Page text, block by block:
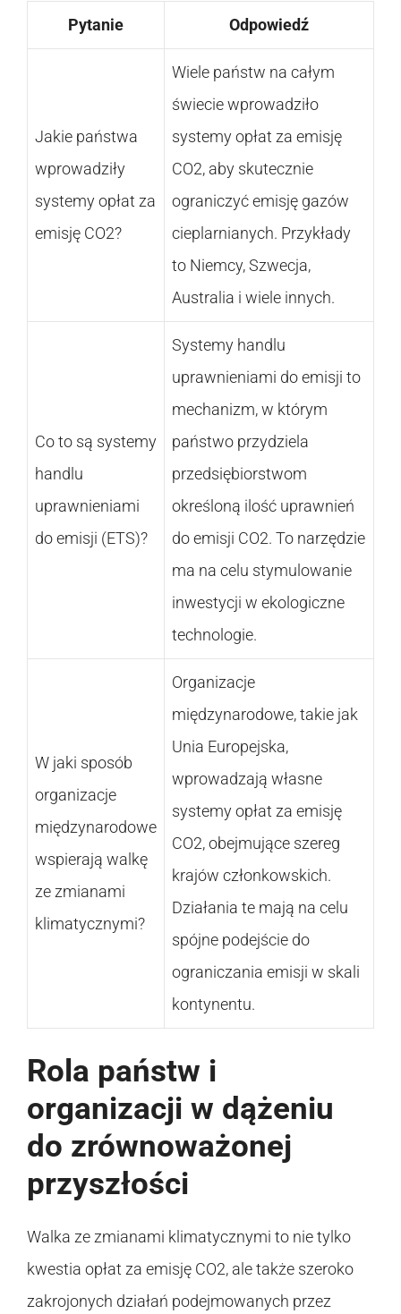
Pytanie Odpowiedź
Jakie państwa
wprowadziły
systemy opłat za
emisję CO2?
Wiele państw na całym
świecie wprowadziło
systemy opłat za emisję
CO2, aby skutecznie
ograniczyć emisję gazów
cieplarnianych. Przykłady
to Niemcy, Szwecja,
Australia i wiele innych.
Co to są systemy
handlu
uprawnieniami
do emisji (ETS)?
Systemy handlu
uprawnieniami do emisji to
mechanizm, w którym
państwo przydziela
przedsiębiorstwom
określoną ilość uprawnień
do emisji CO2. To narzędzie
ma na celu stymulowanie
inwestycji w ekologiczne
technologie.
W jaki sposób
organizacje
międzynarodowe
wspierają walkę
ze zmianami
klimatycznymi?
Organizacje
międzynarodowe, takie jak
Unia Europejska,
wprowadzają własne
systemy opłat za emisję
CO2, obejmujące szereg
krajów członkowskich.
Działania te mają na celu
spójne podejście do
ograniczania emisji w skali
kontynentu.
Rola państw i
organizacji w dążeniu
do zrównoważonej
przyszłości
Walka ze zmianami klimatycznymi to nie tylko
kwestia opłat za emisję CO2, ale także szeroko
zakrojonych działań podejmowanych przez